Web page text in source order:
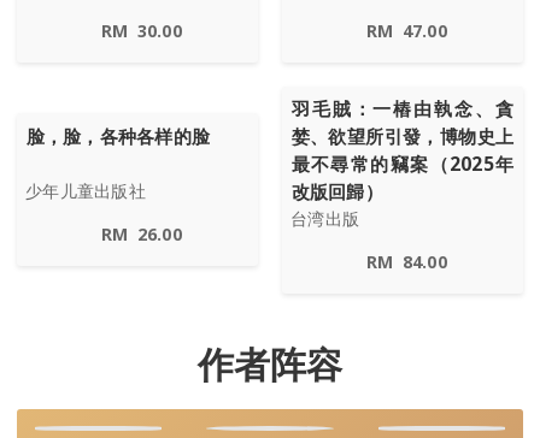
RM 30.00
RM 47.00
脸，脸，各种各样的脸
少年儿童出版社
RM 26.00
羽毛賊：一樁由執念、貪
婪、欲望所引發，博物史上
最不尋常的竊案（2025年
改版回歸）
台湾出版
RM 84.00
作者阵容